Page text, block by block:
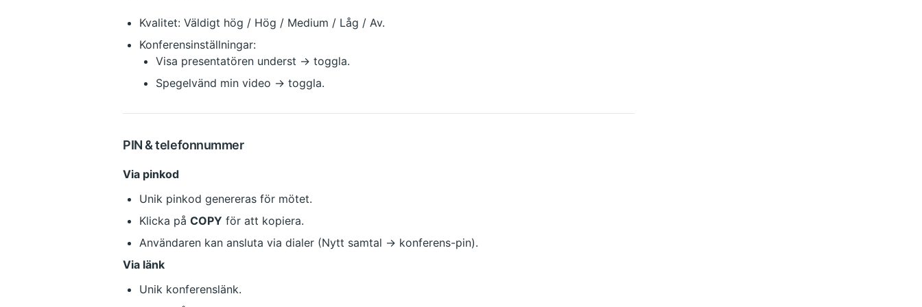
Kvalitet: Väldigt hög / Hög / Medium / Låg / Av.
Konferensinställningar:
Visa presentatören underst → toggla.
Spegelvänd min video → toggla.
PIN & telefonnummer
Via pinkod
Unik pinkod genereras för mötet.
Klicka på COPY för att kopiera.
Användaren kan ansluta via dialer (Nytt samtal → konferens-pin).
Via länk
Unik konferenslänk.